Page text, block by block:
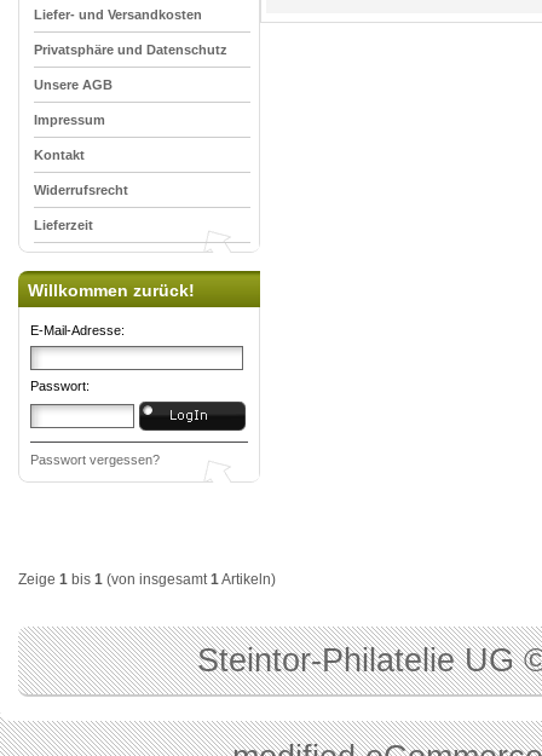
Liefer- und Versandkosten
Privatsphäre und Datenschutz
Unsere AGB
Impressum
Kontakt
Widerrufsrecht
Lieferzeit
Willkommen zurück!
E-Mail-Adresse:
Passwort:
Passwort vergessen?
Zeige 1 bis 1 (von insgesamt1Artikeln)
Steintor-Philatelie UG